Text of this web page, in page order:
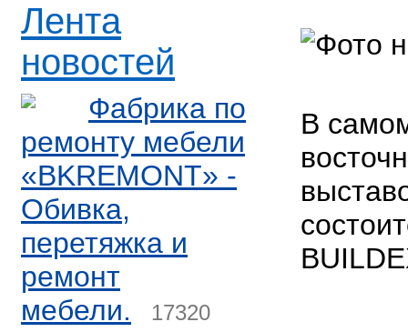
Лента
новостей
Фабрика по
ремонту мебели
«BKREMONT» -
Обивка,
перетяжка и
ремонт
мебели.
17320
В